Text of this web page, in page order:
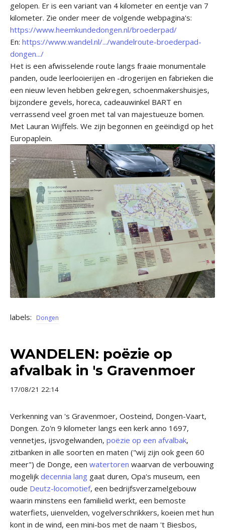
gelopen. Er is een variant van 4 kilometer en eentje van 7
kilometer. Zie onder meer de volgende webpagina's:
https://www.heemkundedongen.nl/broederpad/
En: https://www.wandel.nl/.../wandelroute-broederpad-
dongen.../
Het is een afwisselende route langs fraaie monumentale
panden, oude leerlooierijen en -drogerijen en fabrieken die
een nieuw leven hebben gekregen, schoenmakershuisjes,
bijzondere gevels, horeca, cadeauwinkel BART en
verrassend veel groen met tal van majestueuze bomen.
Met Lauran Wijffels. We zijn begonnen en geëindigd op het
Europaplein.
labels: Dongen
WANDELEN: poëzie op
afvalbak in 's Gravenmoer
17/08/21 22:14
Verkenning van 's Gravenmoer, Oosteind, Dongen-Vaart,
Dongen. Zo'n 9 kilometer langs een kerk anno 1697,
vennetjes, ijsvogelwanden, poëzie op een afvalbak,
zitbanken in alle soorten en maten ("wij zijn ook geen 60
meer") de Donge, een watertoren waarvan de verbouwing
mogelijk decennia lang gaat duren, Opa's museum, een
oude Deutz-locomotief, een bedrijfsverzamelgebouw
waarin minstens een familielid werkt, een bemoste
waterfiets, uienvelden, vogelverschrikkers, koeien met hun
kont in de wind, een mini-bos met de naam 't Biesbos,